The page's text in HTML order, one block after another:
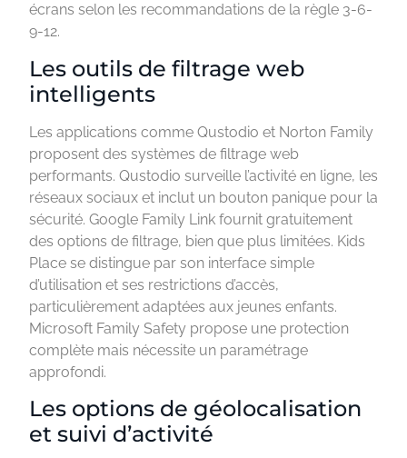
écrans selon les recommandations de la règle 3-6-
9-12.
Les outils de filtrage web
intelligents
Les applications comme Qustodio et Norton Family
proposent des systèmes de filtrage web
performants. Qustodio surveille l’activité en ligne, les
réseaux sociaux et inclut un bouton panique pour la
sécurité. Google Family Link fournit gratuitement
des options de filtrage, bien que plus limitées. Kids
Place se distingue par son interface simple
d’utilisation et ses restrictions d’accès,
particulièrement adaptées aux jeunes enfants.
Microsoft Family Safety propose une protection
complète mais nécessite un paramétrage
approfondi.
Les options de géolocalisation
et suivi d’activité